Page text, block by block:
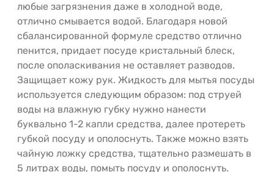
любые загрязнения даже в холодной воде,
отлично смывается водой. Благодаря новой
сбалансированной формуле средство отлично
пенится, придает посуде кристальный блеск,
после ополаскивания не оставляет разводов.
Защищает кожу рук. Жидкость для мытья посуды
используется следующим образом: под струей
воды на влажную губку нужно нанести
буквально 1-2 капли средства, далее протереть
губкой посуду и ополоснуть. Также можно взять
чайную ложку средства, тщательно размешать в
5 литрах воды, помыть посуду и ополоснуть.